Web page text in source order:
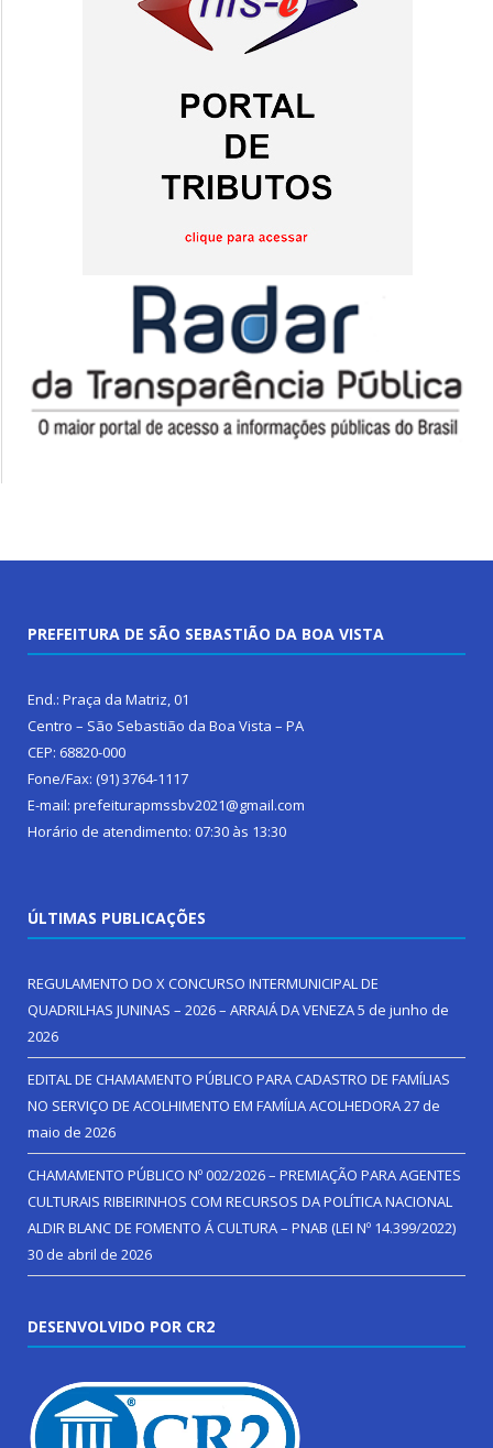
PREFEITURA DE SÃO SEBASTIÃO DA BOA VISTA
End.: Praça da Matriz, 01
Centro – São Sebastião da Boa Vista – PA
CEP: 68820-000
Fone/Fax: (91) 3764-1117
E-mail: prefeiturapmssbv2021@gmail.com
Horário de atendimento: 07:30 às 13:30
ÚLTIMAS PUBLICAÇÕES
REGULAMENTO DO X CONCURSO INTERMUNICIPAL DE
QUADRILHAS JUNINAS – 2026 – ARRAIÁ DA VENEZA5 de junho de
2026
EDITAL DE CHAMAMENTO PÚBLICO PARA CADASTRO DE FAMÍLIAS
NO SERVIÇO DE ACOLHIMENTO EM FAMÍLIA ACOLHEDORA27 de
maio de 2026
CHAMAMENTO PÚBLICO Nº 002/2026 – PREMIAÇÃO PARA AGENTES
CULTURAIS RIBEIRINHOS COM RECURSOS DA POLÍTICA NACIONAL
ALDIR BLANC DE FOMENTO Á CULTURA – PNAB (LEI Nº 14.399/2022)
30 de abril de 2026
DESENVOLVIDO POR CR2